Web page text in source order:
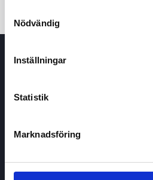
Nödvändig
Inställningar
Statistik
Marknadsföring
OmAktiekampen